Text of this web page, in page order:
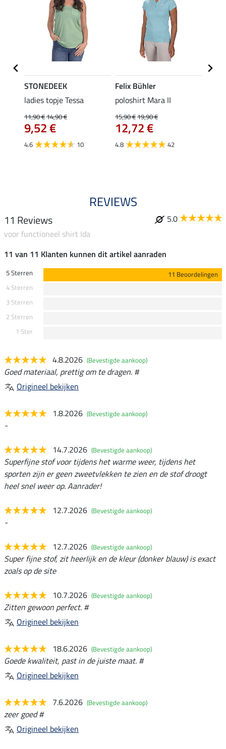
STONEDEEK
ladies topje Tessa
11,90 €14,90 €
9,52 €
4.6 10
Felix Bühler
poloshirt Mara II
15,90 €19,90 €
12,72 €
4.8 42
REVIEWS
11 Reviews
5.0
voor functioneel shirt Ida
11 van 11 Klanten kunnen dit artikel aanraden
5 Sterren
11 Beoordelingen
4 Sterren
3 Sterren
2 Sterren
1 Ster
4.8.2026 (Bevestigde aankoop)
Goed materiaal, prettig om te dragen. #
Origineel bekijken
1.8.2026 (Bevestigde aankoop)
-
14.7.2026 (Bevestigde aankoop)
Superfijne stof voor tijdens het warme weer, tijdens het
sporten zijn er geen zweetvlekken te zien en de stof droogt
heel snel weer op. Aanrader!
12.7.2026 (Bevestigde aankoop)
-
12.7.2026 (Bevestigde aankoop)
Super fijne stof, zit heerlijk en de kleur (donker blauw) is exact
zoals op de site
10.7.2026 (Bevestigde aankoop)
Zitten gewoon perfect. #
Origineel bekijken
18.6.2026 (Bevestigde aankoop)
Goede kwaliteit, past in de juiste maat. #
Origineel bekijken
7.6.2026 (Bevestigde aankoop)
zeer goed #
Origineel bekijken